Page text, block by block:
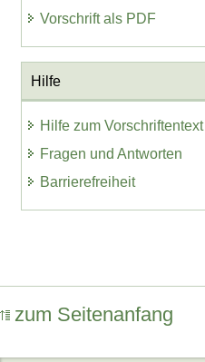
Vorschrift als PDF
Hilfe
Hilfe zum Vorschriftentext
Fragen und Antworten
Barrierefreiheit
zum Seitenanfang